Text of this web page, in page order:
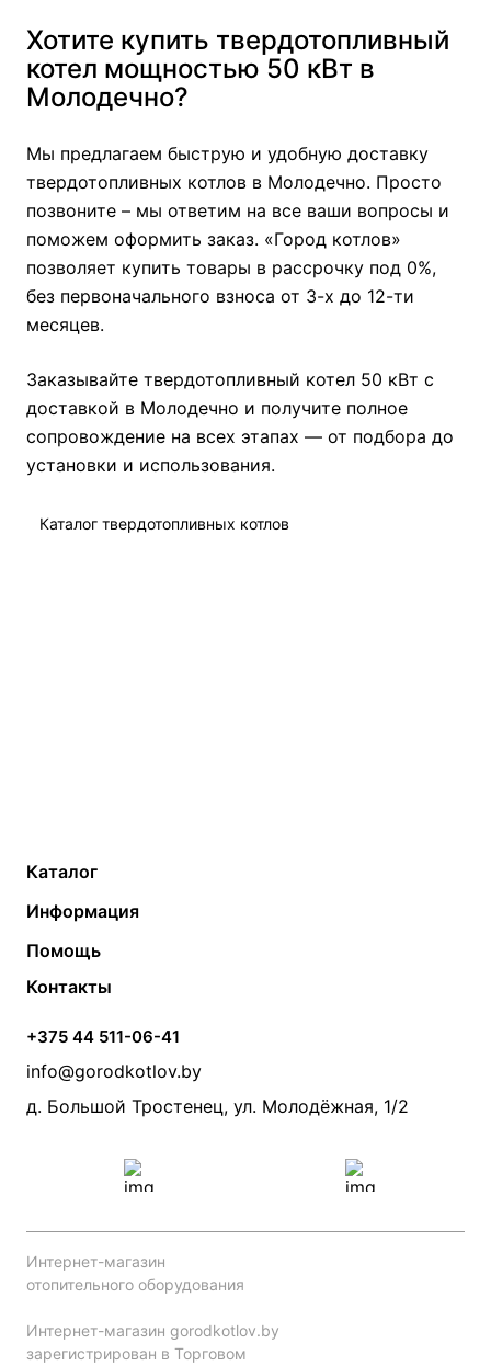
Хотите купить твердотопливный
котел мощностью 50 кВт в
Молодечно?
Мы предлагаем быструю и удобную доставку
твердотопливных котлов в Молодечно. Просто
позвоните – мы ответим на все ваши вопросы и
поможем оформить заказ. «Город котлов»
позволяет купить товары в рассрочку под 0%,
без первоначального взноса от 3-х до 12-ти
месяцев.
Заказывайте твердотопливный котел 50 кВт с
доставкой в Молодечно и получите полное
сопровождение на всех этапах — от подбора до
установки и использования.
Каталог твердотопливных котлов
Каталог
Твердотопливные котлы
Электрические котлы
Банные печи
Камины и печи
Теплый пол
Радиаторы
Насосы
Дымоходы
Информация
Контакты
Статьи
Акции
Производители
Помощь
Монтаж систем отопления
Прайс по монтажу систем отопления
Проект систем отопления
Контакты
+375 44 511-06-41
info@gorodkotlov.by
д. Большой Тростенец, ул. Молодёжная, 1/2
Интернет-магазин
отопительного оборудования
Интернет-магазин gorodkotlov.by
зарегистрирован в Торговом